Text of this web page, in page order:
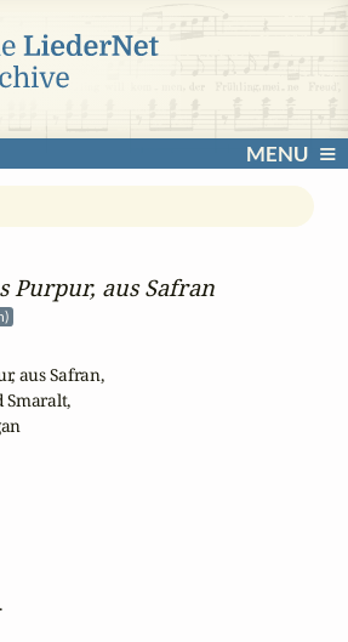
MENU
Purpur, aus Safran
aus Safran,
Smaralt,